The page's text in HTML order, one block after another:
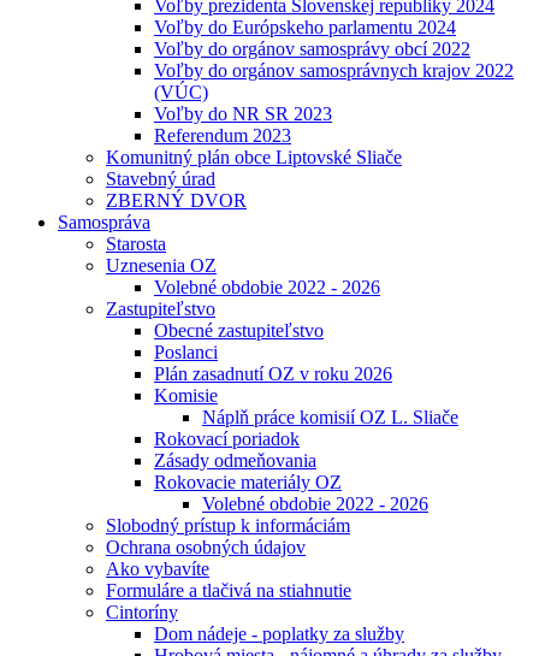
Voľby prezidenta Slovenskej republiky 2024
Voľby do Európskeho parlamentu 2024
Voľby do orgánov samosprávy obcí 2022
Voľby do orgánov samosprávnych krajov 2022
(VÚC)
Voľby do NR SR 2023
Referendum 2023
Komunitný plán obce Liptovské Sliače
Stavebný úrad
ZBERNÝ DVOR
Samospráva
Starosta
Uznesenia OZ
Volebné obdobie 2022 - 2026
Zastupiteľstvo
Obecné zastupiteľstvo
Poslanci
Plán zasadnutí OZ v roku 2026
Komisie
Náplň práce komisií OZ L. Sliače
Rokovací poriadok
Zásady odmeňovania
Rokovacie materiály OZ
Volebné obdobie 2022 - 2026
Slobodný prístup k informáciám
Ochrana osobných údajov
Ako vybavíte
Formuláre a tlačivá na stiahnutie
Cintoríny
Dom nádeje - poplatky za služby